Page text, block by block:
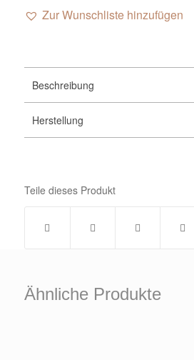
Zur Wunschliste hinzufügen
Beschreibung
Herstellung
Teile dieses Produkt
Ähnliche Produkte